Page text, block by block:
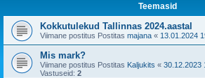
Teemasid
Kokkutulekud Tallinnas 2024.aastal
Viimane postitus Postitas majana « 13.01.2024
Mis mark?
Viimane postitus Postitas Kaljukits « 30.12.2023
Vastuseid: 2